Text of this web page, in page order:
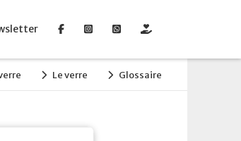
Le verre Glossaire